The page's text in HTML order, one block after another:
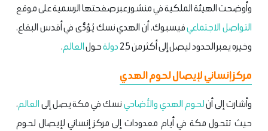
وأوضحت الهيئة الملكية في منشور عبر صفحتها الرسمية على موقع
التواصل الاجتماعيفيسبوك، أن الهدي نسك يُؤدَّى في أقدس البقاع،
وخيره يعبر الحدود ليصل إلى أكثر من 25
دولةحولالعالم. ‎
مركز إنساني لإيصال لحوم الهدي
وأشارت إلى أنلحوم الهدي والأضاحينسك في مكة يصل إلىالعالم،
حيث تتحول مكة في أيام معدودات إلى مركز إنساني لإيصال لحوم